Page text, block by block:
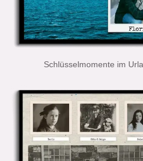
Schlüsselmomente im